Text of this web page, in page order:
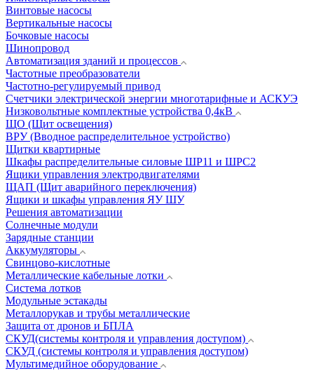
Винтовые насосы
Вертикальные насосы
Бочковые насосы
Шинопровод
Автоматизация зданий и процессов
Частотные преобразователи
Частотно-регулируемый привод
Счетчики электрической энергии многотарифные и АСКУЭ
Низковольтные комплектные устройства 0,4кВ
ЩО (Щит освещения)
ВРУ (Вводное распределительное устройство)
Щитки квартирные
Шкафы распределительные силовые ШР11 и ШРС2
Ящики управления электродвигателями
ЩАП (Щит аварийного переключения)
Ящики и шкафы управления ЯУ ШУ
Решения автоматизации
Солнечные модули
Зарядные станции
Аккумуляторы
Свинцово-кислотные
Металлические кабельные лотки
Система лотков
Модульные эстакады
Металлорукав и трубы металлические
Защита от дронов и БПЛА
СКУД(системы контроля и управления доступом)
СКУД (системы контроля и управления доступом)
Мультимедийное оборудование